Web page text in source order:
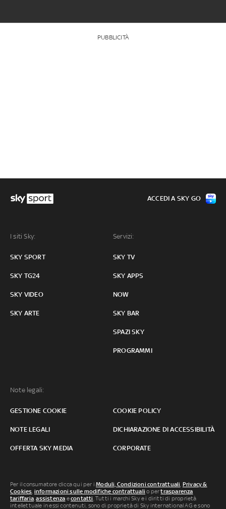
PUBBLICITÀ
I siti Sky:
SKY SPORT
SKY TG24
SKY VIDEO
SKY ARTE
Servizi:
SKY TV
SKY APPS
NOW
SKY BAR
SPAZI SKY
PROGRAMMI
Note legali:
GESTIONE COOKIE COOKIE POLICY
NOTE LEGALI DICHIARAZIONE DI ACCESSIBILITÀ
OFFERTA SKY MEDIA CORPORATE
ACCEDI A SKY GO
Per il consumatore clicca qui per iModuli, Condizioni contrattuali, Privacy &
Cookies, informazioni sulle modifiche contrattuali o pertrasparenza
tariffaria,assistenza econtatti. Tutti i marchi Sky e i diritti di proprietà
intellettuale in essi contenuti, sono di proprietà di Sky international AG e sono